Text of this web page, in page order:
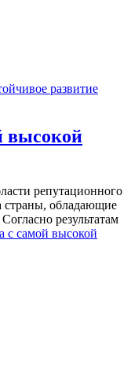
развитие
высокой
репутационного
результатам
с самой высокой